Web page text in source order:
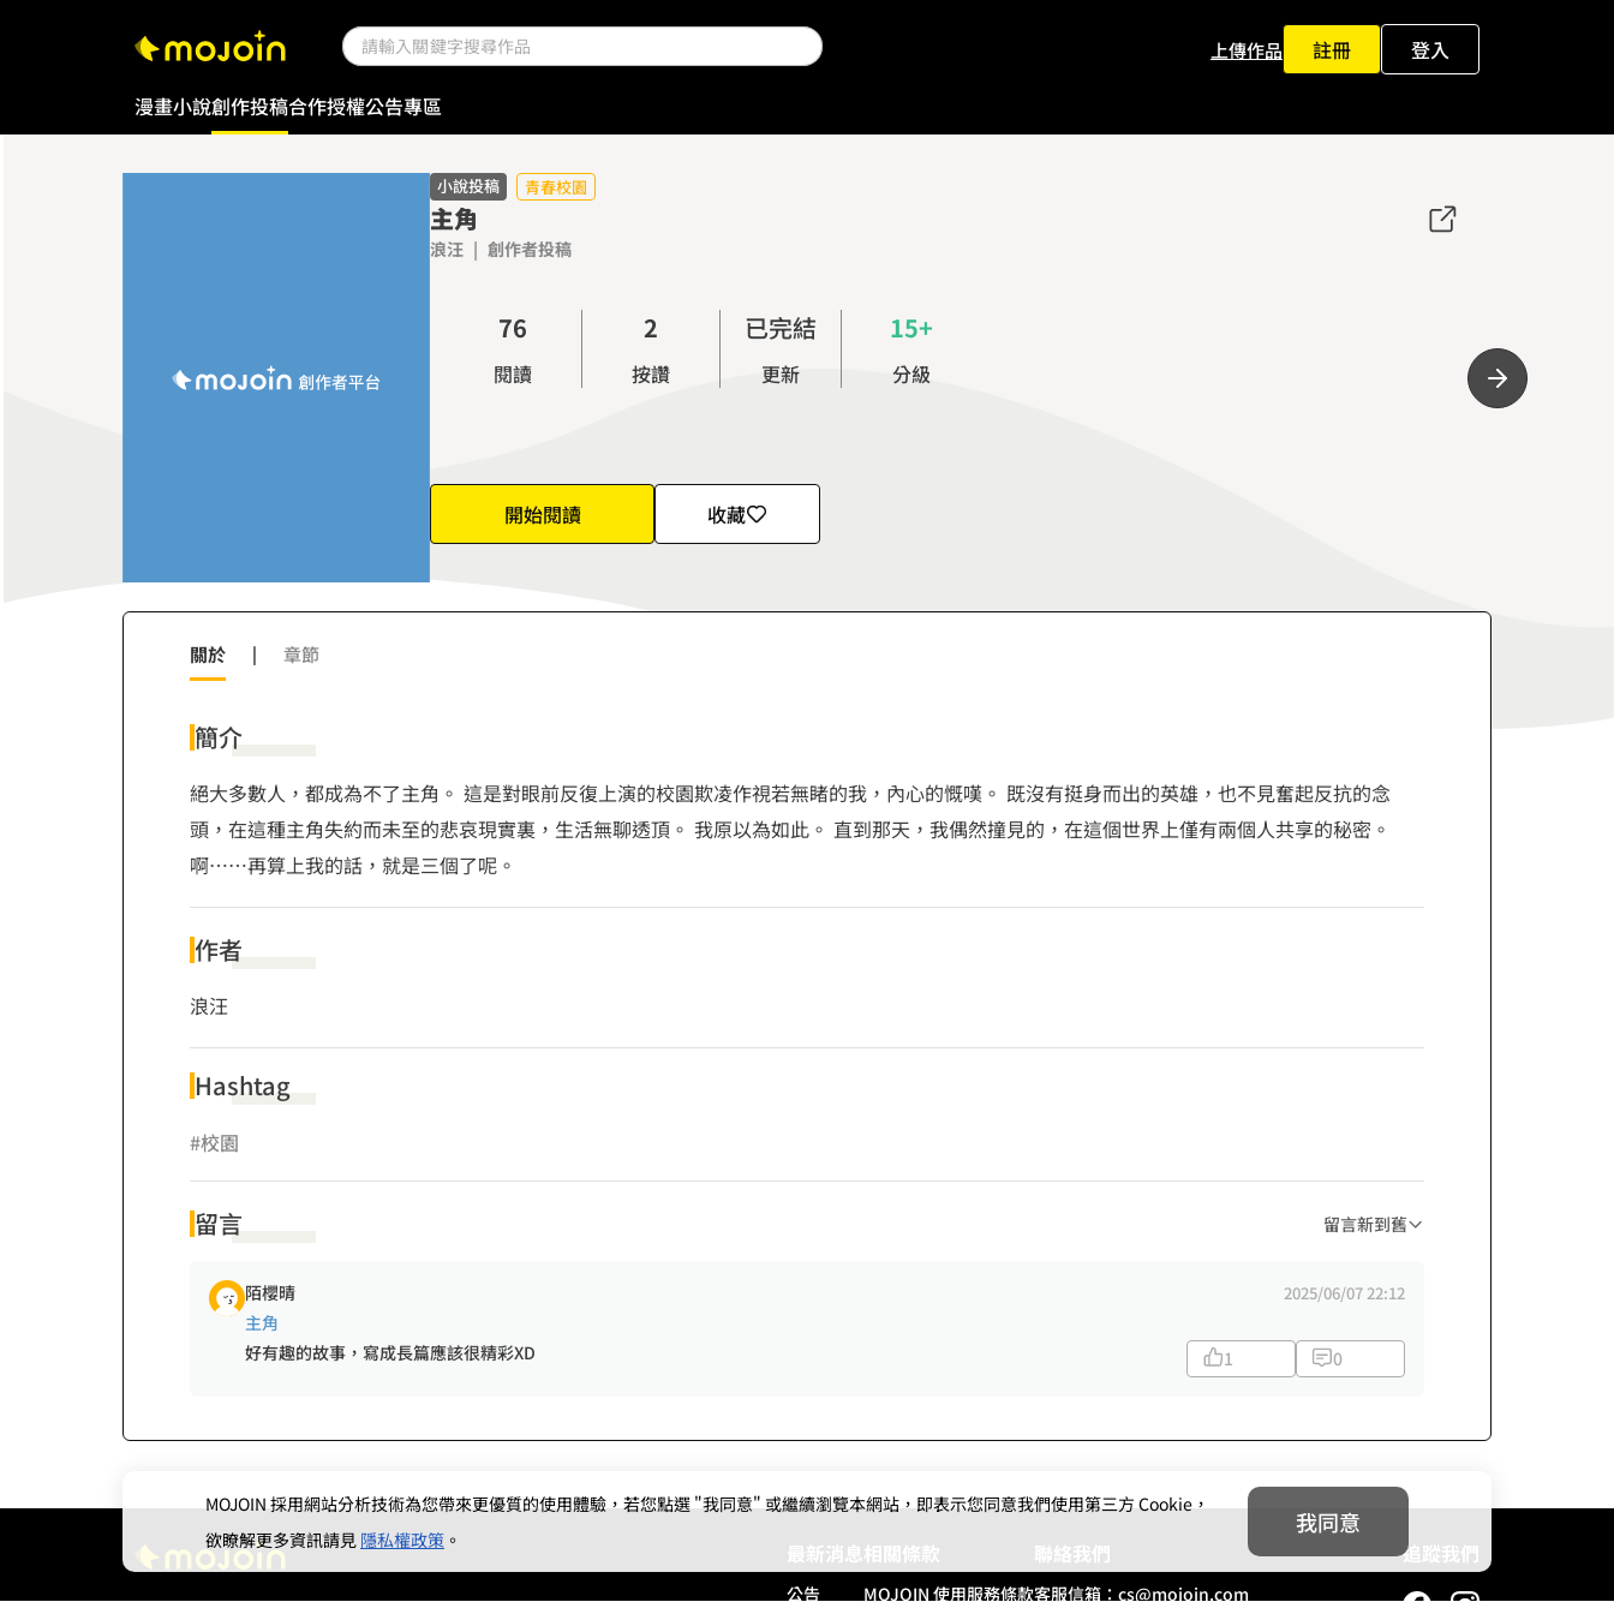
上傳作品 註冊
登入
漫畫小說創作投稿合作授權公告專區
小說投稿 青春校園
主角
浪汪 | 創作者投稿
0
3
5
7
8
2
4
6
7
閱讀
2
3
8
按讚
已完結
更新
15+
分級
開始閱讀 收藏
關於 | 章節
簡介
絕大多數人，都成為不了主角。 這是對眼前反復上演的校園欺凌作視若無睹的我，內心的慨嘆。 既沒有挺身而出的英雄，也不見奮起反抗的念
頭，在這種主角失約而未至的悲哀現實裏，生活無聊透頂。 我原以為如此。 直到那天，我偶然撞見的，在這個世界上僅有兩個人共享的秘密。
啊⋯⋯再算上我的話，就是三個了呢。
作者
浪汪
Hashtag
#校園
留言 留言新到舊
陌櫻晴 2025/06/07 22:12
主角
好有趣的故事，寫成長篇應該很精彩XD
1 0
最新消息
公告
相關條款
MOJOIN 使用服務條款
聯絡我們
客服信箱： cs@mojoin.com
追蹤我們
MOJOIN採用網站分析技術為您帶來更優質的使用體驗，若您點選 "我同意" 或繼續瀏覽本網站，即表示您同意我們使用第三方 Cookie，
欲瞭解更多資訊請見 隱私權政策 。
我同意